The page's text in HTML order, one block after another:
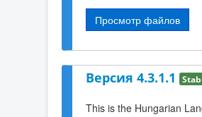
Просмотр файлов
Версия 4.3.1.1
This is the Hungarian